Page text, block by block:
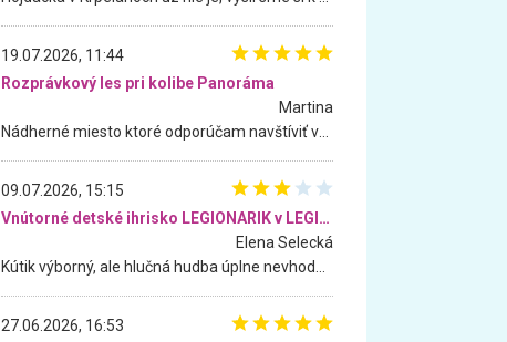
19.07.2026, 11:44
Rozprávkový les pri kolibe Panoráma
Martina
09.07.2026, 15:15
Vnútorné detské ihrisko LEGIONARIK v LEGIA Fitness
Elena Selecká
27.06.2026, 16:53